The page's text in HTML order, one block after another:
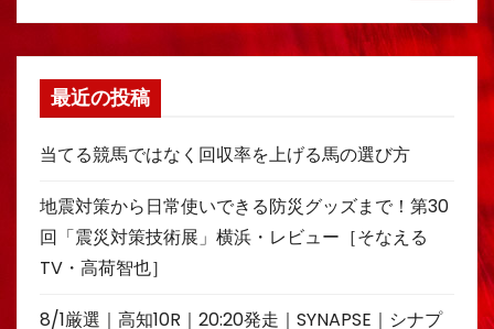
最近の投稿
当てる競馬ではなく回収率を上げる馬の選び方
地震対策から日常使いできる防災グッズまで！第30
回「震災対策技術展」横浜・レビュー［そなえる
TV・高荷智也］
8/1厳選｜高知10R｜20:20発走｜SYNAPSE｜シナプ